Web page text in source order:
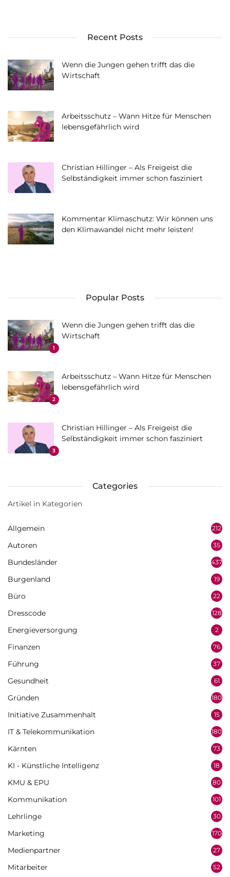
Recent Posts
Wenn die Jungen gehen trifft das die
Wirtschaft
Arbeitsschutz – Wann Hitze für Menschen
lebensgefährlich wird
Christian Hillinger – Als Freigeist die
Selbständigkeit immer schon fasziniert
Kommentar Klimaschutz: Wir können uns
den Klimawandel nicht mehr leisten!
Popular Posts
1
Wenn die Jungen gehen trifft das die
Wirtschaft
2
Arbeitsschutz – Wann Hitze für Menschen
lebensgefährlich wird
3
Christian Hillinger – Als Freigeist die
Selbständigkeit immer schon fasziniert
Categories
Artikel in Kategorien
Allgemein 212
Autoren 35
Bundesländer 437
Burgenland 19
Büro 22
Dresscode 128
Energieversorgung 2
Finanzen 76
Führung 37
Gesundheit 61
Gründen 180
Initiative Zusammenhalt 15
IT & Telekommunikation 180
Kärnten 73
KI - Künstliche Intelligenz 18
KMU & EPU 80
Kommunikation 101
Lehrlinge 30
Marketing 170
Medienpartner 27
Mitarbeiter 52